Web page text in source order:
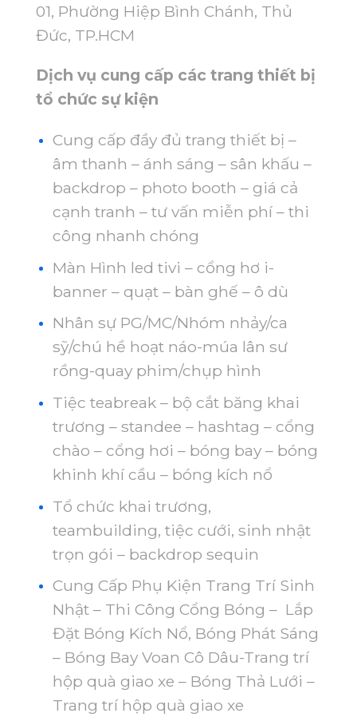
01, Phường Hiệp Bình Chánh, Thủ
Đức, TP.HCM
Dịch vụ cung cấp các trang thiết bị
tổ chức sự kiện
Cung cấp đầy đủ trang thiết bị –
âm thanh – ánh sáng – sân khấu –
backdrop – photo booth – giá cả
cạnh tranh – tư vấn miễn phí – thi
công nhanh chóng
Màn Hình led tivi – cổng hơ i-
banner – quạt – bàn ghế – ô dù
Nhân sự PG/MC/Nhóm nhảy/ca
sỹ/chú hề hoạt náo-múa lân sư
rồng-quay phim/chụp hình
Tiệc teabreak – bộ cắt băng khai
trương – standee – hashtag – cổng
chào – cổng hơi – bóng bay – bóng
khinh khí cầu – bóng kích nổ
Tổ chức khai trương,
teambuilding, tiệc cưới, sinh nhật
trọn gói – backdrop sequin
Cung Cấp Phụ Kiện Trang Trí Sinh
Nhật – Thi Công Cổng Bóng – Lắp
Đặt Bóng Kích Nổ, Bóng Phát Sáng
– Bóng Bay Voan Cô Dâu-Trang trí
hộp quà giao xe – Bóng Thả Lưới –
Trang trí hộp quà giao xe